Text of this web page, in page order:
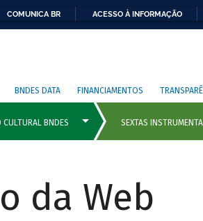
COMUNICA BR ACESSO À INFORMAÇÃO
BNDES DATA FINANCIAMENTOS
da Web